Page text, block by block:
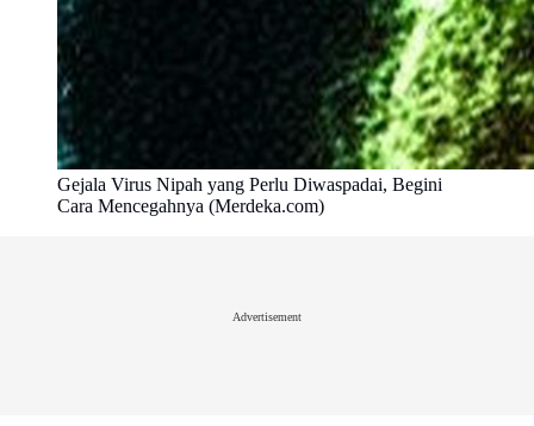
Gejala Virus Nipah yang Perlu Diwaspadai, Begini
Cara Mencegahnya (Merdeka.com)
Advertisement